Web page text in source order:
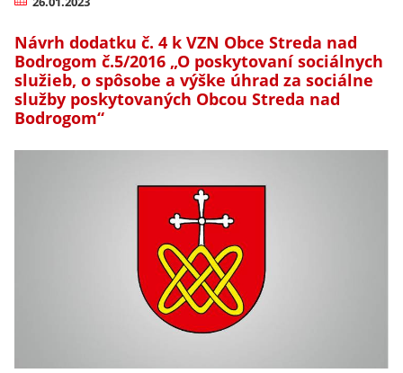
Návrh dodatku č. 4 k VZN Obce Streda nad
Bodrogom č.5/2016 „O poskytovaní sociálnych
služieb, o spôsobe a výške úhrad za sociálne
služby poskytovaných Obcou Streda nad
Bodrogom“